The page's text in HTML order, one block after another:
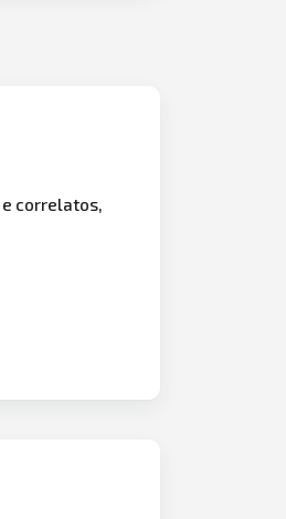
e correlatos,